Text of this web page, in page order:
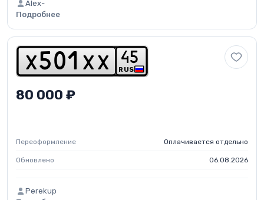
Alex-
Подробнее
x 5 0 1 x x RUS
45
80 000 ₽
Переоформление Оплачивается отдельно
Обновлено 06.08.2026
Perekup